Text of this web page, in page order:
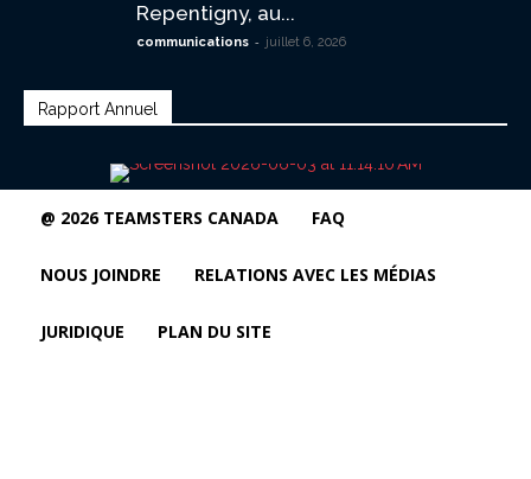
Repentigny, au...
communications - juillet 6, 2026
Rapport Annuel
@ 2026 TEAMSTERS CANADA FAQ
NOUS JOINDRE RELATIONS AVEC LES MÉDIAS
JURIDIQUE PLAN DU SITE